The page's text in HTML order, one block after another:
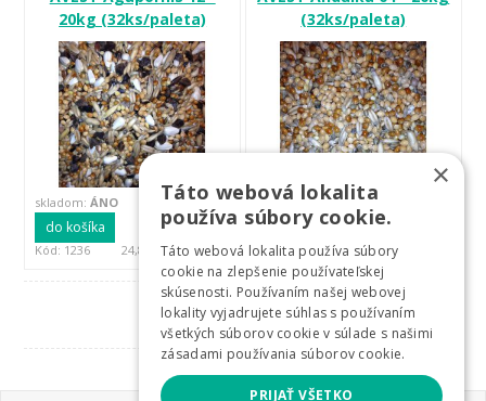
20kg (32ks/paleta)
Kód: 1236
skladom: ÁNO
30,59 EUR
24,87 EUR bez DPH
do košíka
(32ks/paleta)
Kód: 1233
skladom:ÁNO
22,45 EUR
18,25 EUR bez DPH
do košíka
1 2 … »
×
Táto webová lokalita
používa súbory cookie.
Táto webová lokalita používa súbory
cookie na zlepšenie používateľskej
skúsenosti. Používaním našej webovej
lokality vyjadrujete súhlas s používaním
všetkých súborov cookie v súlade s našimi
zásadami používania súborov cookie.
PRIJAŤ VŠETKO